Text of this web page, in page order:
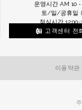
운영시간 AM 10 -
토/일/공휴일
점심시간
고객센터 전
이용약관